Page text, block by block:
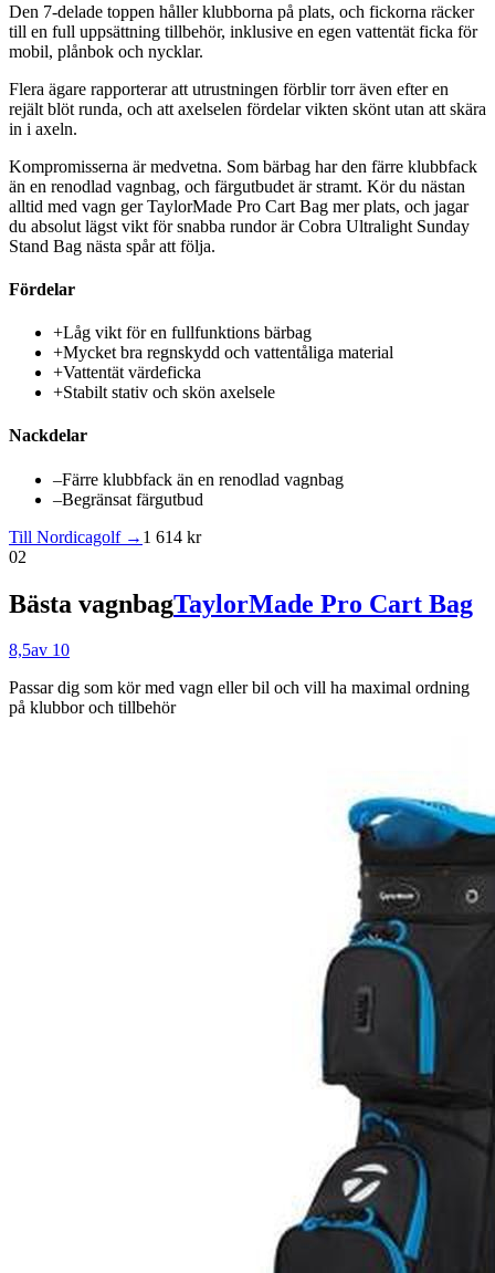
Den 7-delade toppen håller klubborna på plats, och fickorna räcker
till en full uppsättning tillbehör, inklusive en egen vattentät ficka för
mobil, plånbok och nycklar.
Flera ägare rapporterar att utrustningen förblir torr även efter en
rejält blöt runda, och att axelselen fördelar vikten skönt utan att skära
in i axeln.
Kompromisserna är medvetna. Som bärbag har den färre klubbfack
än en renodlad vagnbag, och färgutbudet är stramt. Kör du nästan
alltid med vagn ger TaylorMade Pro Cart Bag mer plats, och jagar
du absolut lägst vikt för snabba rundor är Cobra Ultralight Sunday
Stand Bag nästa spår att följa.
Fördelar
+Låg vikt för en fullfunktions bärbag
+Mycket bra regnskydd och vattentåliga material
+Vattentät värdeficka
+Stabilt stativ och skön axelsele
Nackdelar
–Färre klubbfack än en renodlad vagnbag
–Begränsat färgutbud
Till Nordicagolf → 1 614 kr
02
Bästa vagnbagTaylorMade Pro Cart Bag
8,5av 10
Passar dig som kör med vagn eller bil och vill ha maximal ordning
på klubbor och tillbehör